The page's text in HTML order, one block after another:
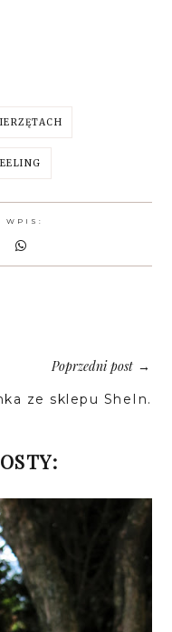
WPIS:
Poprzedni post→
ze sklepu SheIn.